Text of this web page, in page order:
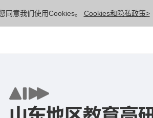
同意我们使用Cookies。 Cookies和隐私政策>